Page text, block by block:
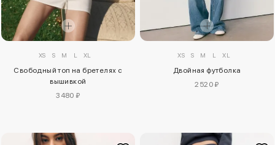
XS S M L XL
Свободный топ на бретелях с
вышивкой
3480 ₽
XS S M L XL
Двойная футболка
2520 ₽